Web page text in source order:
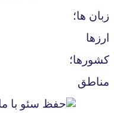
زبان ها؛
ارزها
کشورها؛
مناطق